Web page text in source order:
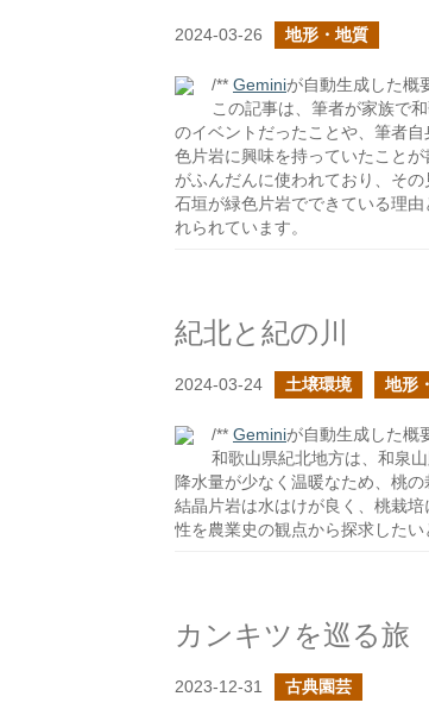
2024-03-26 地形・地質
/** Geminiが自動生成した概
この記事は、筆者が家族で
のイベントだったことや、筆者
色片岩に興味を持っていたこと
がふんだんに使われており、そ
石垣が緑色片岩でできている理
れられています。
紀北と紀の川
2024-03-24 土壌環境 地形
/** Geminiが自動生成した概
和歌山県紀北地方は、和泉
降水量が少なく温暖なため、桃
結晶片岩は水はけが良く、桃栽
性を農業史の観点から探求したい
カンキツを巡る旅
2023-12-31 古典園芸